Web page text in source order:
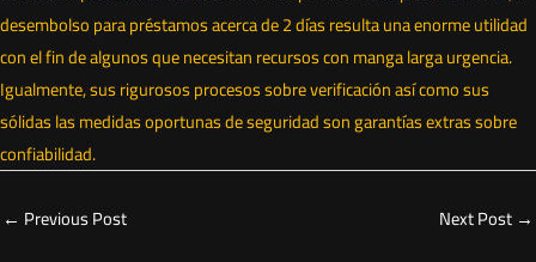
desembolso para préstamos acerca de 2 días resulta una enorme utilidad
con el fin de algunos que necesitan recursos con manga larga urgencia.
Igualmente, sus rigurosos procesos sobre verificación así­ como sus
sólidas las medidas oportunas de seguridad son garantías extras sobre
confiabilidad.
← Previous Post Next Post →